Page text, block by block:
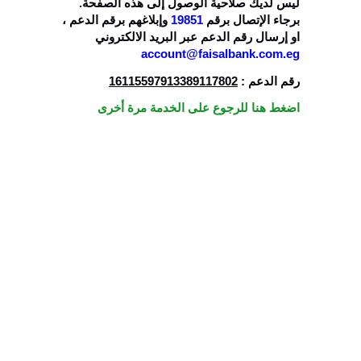
برجاء الإتصال برقم 19851 وإبلاغهم برقم الدعم ،
او إرسال رقم الدعم عبر البريد الالكتروني
account@faisalbank.com.eg
رقم الدعم : 16115597913389117802
اضغط هنا للرجوع على الخدمة مرة أخرى